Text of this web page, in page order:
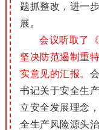
题抓整改，进一
展。
会议听取了
坚决防范遏制重
实意见的汇报。
书记关于安全生
立安全发展理念
全生产风险源头